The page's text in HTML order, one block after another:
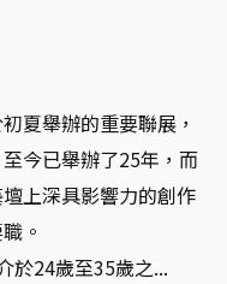
夏舉辦的重要聯展，
今已舉辦了25年，而
上深具影響力的創作
。
於24歲至35歲之...